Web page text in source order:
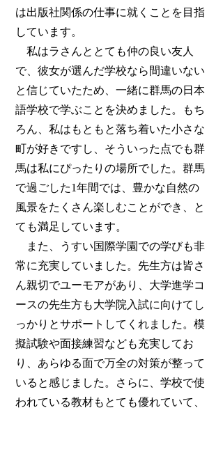
は出版社関係の仕事に就くことを目指
しています。
私はラさんととても仲の良い友人
で、彼女が選んだ学校なら間違いない
と信じていたため、一緒に群馬の日本
語学校で学ぶことを決めました。もち
ろん、私はもともと落ち着いた小さな
町が好きですし、そういった点でも群
馬は私にぴったりの場所でした。群馬
で過ごした1年間では、豊かな自然の
風景をたくさん楽しむことができ、と
ても満足しています。
また、うすい国際学園での学びも非
常に充実していました。先生方は皆さ
ん親切でユーモアがあり、大学進学コ
ースの先生方も大学院入試に向けてし
っかりとサポートしてくれました。模
擬試験や面接練習なども充実してお
り、あらゆる面で万全の対策が整って
いると感じました。さらに、学校で使
われている教材もとても優れていて、